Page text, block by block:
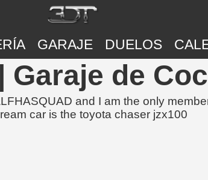
GARAJE DUELOS
Garaje de
and I am the only
car is the toyota chaser jzx100